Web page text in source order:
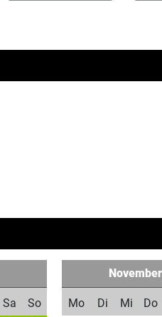
Sa
So
November
Mo Di Mi Do